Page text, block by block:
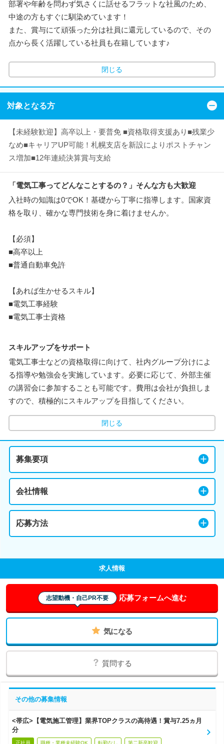
部署や年齢を問わず気さくに話せるフラットな社風のため、
中途の方もすぐに馴染めています！
また、賞与にて頑張った分は社員に還元しているので、その
点から長く活躍している社員も在籍しています♪
閉じる
対象となる方
【未経験歓迎】高卒以上・要普免 ■資格取得支援あり■残業少
なめ■キャリアUP可能！札幌支店を新設によりポストチャン
ス増加■12年連続決算賞与支給
「電気工事ってどんなことするの？」そんな方も大歓迎
入社時の知識は0でOK！基礎から丁寧に指導します。国家資
格を取り、確かな専門技術を身に着けませんか。
【必須】
■高卒以上
■普通自動車免許
【あれば生かせるスキル】
■電気工事経験
■電気工事士資格
スキルアップをサポート
電気工事士などの資格取得に向けて、社内グループ分けによ
る指導や勉強会を実施しています。必要に応じて、外部主催
の講習会に参加することも可能です。費用は会社が負担しま
すので、積極的にスキルアップを目指してください。
閉じる
募集要項
会社情報
応募方法
求人情報
志望動機・自己PR不要 応募フォームへ進む
気になる
質問する
その他の募集情報
<帯広>【電気施工管理】業界TOPクラスの高待遇！賞与7.25ヵ月
分
正社員 職種・業種未経験OK 転勤なし 第二新卒歓迎